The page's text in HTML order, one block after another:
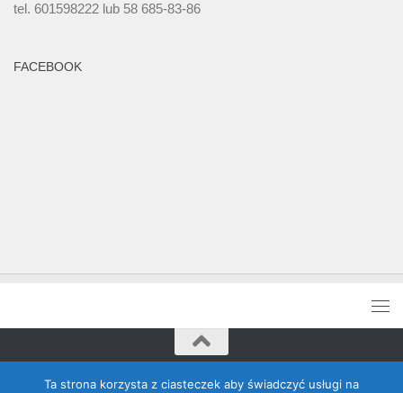
tel. 601598222 lub 58 685-83-86
FACEBOOK
Rada Banino © 2026. Wszelkie prawa zastrzeżone
Ta strona korzysta z ciasteczek aby świadczyć usługi na